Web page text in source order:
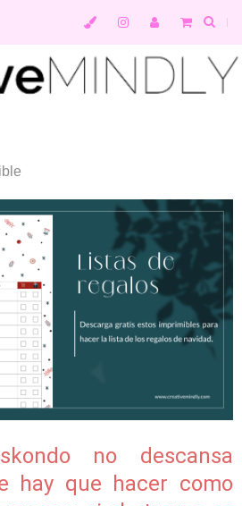
no descansa
hay que hacer como